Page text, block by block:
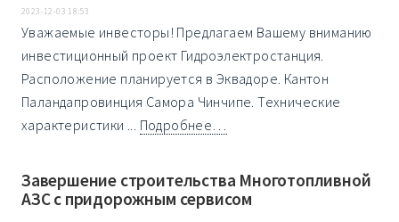
2023-12-03 18:53
Уважаемые инвесторы! Предлагаем Вашему вниманию
инвестиционный проект Гидроэлектростанция.
Расположение планируется в Эквадоре. Кантон
Паландапровинция Самора Чинчипе. Технические
характеристики ... Подробнее…
Завершение строительства Многотопливной
АЗС с придорожным сервисом